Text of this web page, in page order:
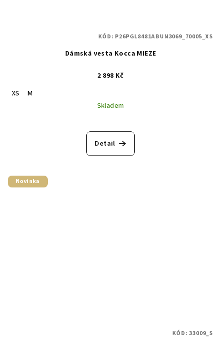
Dámská vesta Kocca MIEZE
2 898 Kč
XS
M
Skladem
Detail
KÓD: P26PGL8481ABUN3069_70005_XS
Novinka
KÓD:33009_S